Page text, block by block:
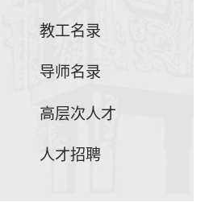
教工名录
导师名录
高层次人才
人才招聘